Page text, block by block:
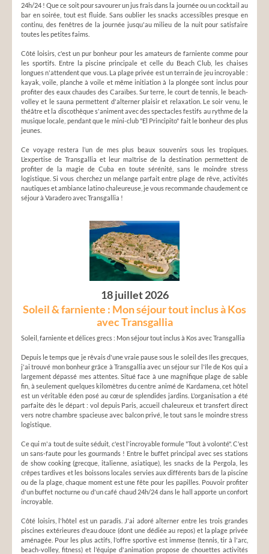
24h/24 ! Que ce soit pour savourer un jus frais dans la journée ou un cocktail au
bar en soirée, tout est fluide. Sans oublier les snacks accessibles presque en
continu, des fenêtres de la journée jusqu'au milieu de la nuit pour satisfaire
toutes les petites faims.
Côté loisirs, c'est un pur bonheur pour les amateurs de farniente comme pour
les sportifs. Entre la piscine principale et celle du Beach Club, les chaises
longues n'attendent que vous. La plage privée est un terrain de jeu incroyable :
kayak, voile, planche à voile et même initiation à la plongée sont inclus pour
profiter des eaux chaudes des Caraïbes. Sur terre, le court de tennis, le beach-
volley et le sauna permettent d'alterner plaisir et relaxation. Le soir venu, le
théâtre et la discothèque s'animent avec des spectacles festifs au rythme de la
musique locale, pendant que le mini-club "El Principito" fait le bonheur des plus
jeunes.
Ce voyage restera l’un de mes plus beaux souvenirs sous les tropiques.
L’expertise de Transgallia et leur maîtrise de la destination permettent de
profiter de la magie de Cuba en toute sérénité, sans le moindre stress
logistique. Si vous cherchez un mélange parfait entre plage de rêve, activités
nautiques et ambiance latino chaleureuse, je vous recommande chaudement ce
séjour à Varadero avec Transgallia !
18 juillet 2026
Soleil & farniente : Mon séjour tout inclus à Kos
avec Transgallia
Soleil, farniente et délices grecs : Mon séjour tout inclus à Kos avec Transgallia
Depuis le temps que je rêvais d'une vraie pause sous le soleil des îles grecques,
j'ai trouvé mon bonheur grâce à Transgallia avec un séjour sur l'île de Kos qui a
largement dépassé mes attentes. Situé face à une magnifique plage de sable
fin, à seulement quelques kilomètres du centre animé de Kardamena, cet hôtel
est un véritable éden posé au cœur de splendides jardins. L'organisation a été
parfaite dès le départ : vol depuis Paris, accueil chaleureux et transfert direct
vers notre chambre spacieuse avec balcon privé, le tout sans le moindre stress
logistique.
Ce qui m'a tout de suite séduit, c'est l'incroyable formule "Tout à volonté". C'est
un sans-faute pour les gourmands ! Entre le buffet principal avec ses stations
de show cooking (grecque, italienne, asiatique), les snacks de la Pergola, les
crêpes tardives et les boissons locales servies aux différents bars de la piscine
ou de la plage, chaque moment est une fête pour les papilles. Pouvoir profiter
d'un buffet nocturne ou d'un café chaud 24h/24 dans le hall apporte un confort
incroyable.
Côté loisirs, l'hôtel est un paradis. J'ai adoré alterner entre les trois grandes
piscines extérieures d'eau douce (dont une dédiée au repos) et la plage privée
aménagée. Pour les plus actifs, l'offre sportive est immense (tennis, tir à l'arc,
beach-volley, fitness) et l'équipe d'animation propose de chouettes activités